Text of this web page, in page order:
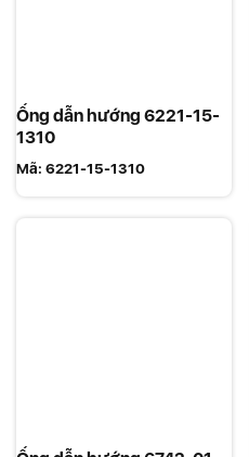
Ống dẫn hướng 6221-15-
1310
Mã: 6221-15-1310